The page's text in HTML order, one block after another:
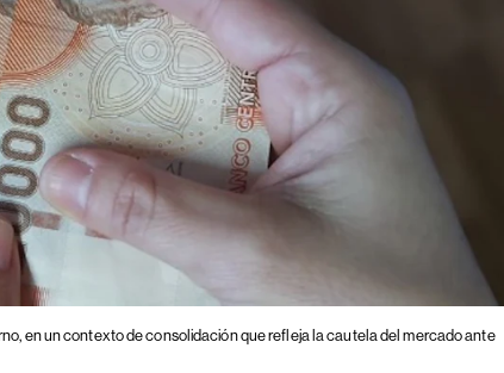
en un contexto de consolidación que refleja la cautela del mercado ante